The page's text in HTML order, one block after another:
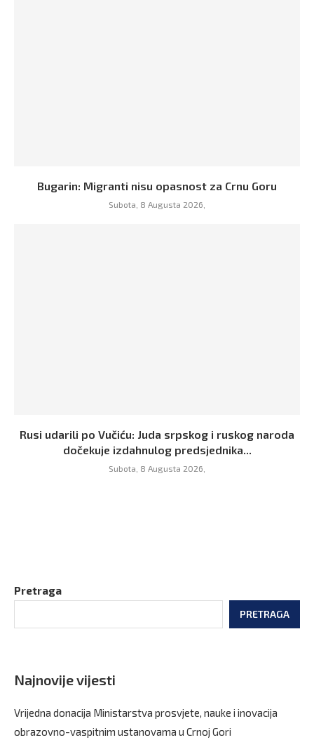
Bugarin: Migranti nisu opasnost za Crnu Goru
Subota, 8 Augusta 2026,
Rusi udarili po Vučiću: Juda srpskog i ruskog naroda
dočekuje izdahnulog predsjednika...
Subota, 8 Augusta 2026,
Pretraga
PRETRAGA
Najnovije vijesti
Vrijedna donacija Ministarstva prosvjete, nauke i inovacija
obrazovno-vaspitnim ustanovama u Crnoj Gori